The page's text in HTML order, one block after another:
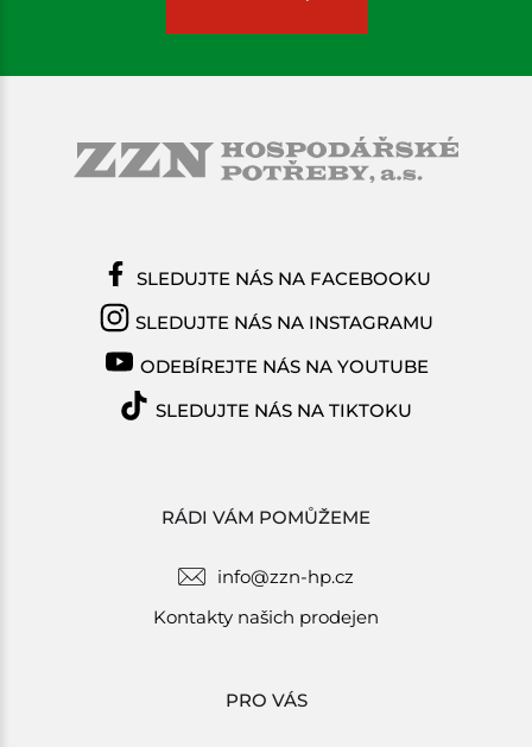
RÁDI VÁM POMŮŽEME
info@zzn-hp.cz
Kontakty našich prodejen
PRO VÁS
SLEDUJTE NÁS NA FACEBOOKU
SLEDUJTE NÁS NA INSTAGRAMU
ODEBÍREJTE NÁS NA YOUTUBE
SLEDUJTE NÁS NA TIKTOKU